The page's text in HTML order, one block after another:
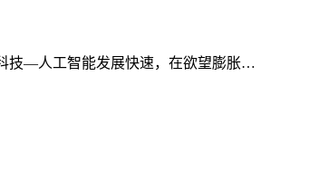
技—人工智能发展快速，在欲望膨胀…